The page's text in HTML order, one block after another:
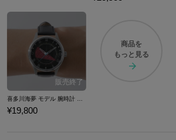
¥19,800
商品を
もっと見る